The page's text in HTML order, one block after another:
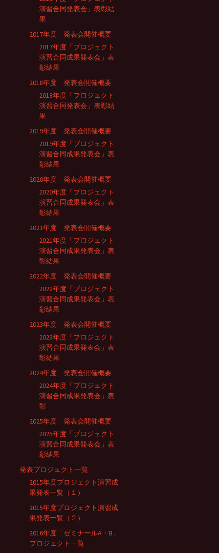
演習合同発表会」表彰結
果
2017年度 発表会開催概要
2017年度「プロジェクト
演習合同成果発表会」表
彰結果
2018年度 発表会開催概要
2018年度「プロジェクト
演習合同発表会」表彰結
果
2019年度 発表会開催概要
2019年度「プロジェクト
演習合同成果発表会」表
彰結果
2020年度 発表会開催概要
2020年度「プロジェクト
演習合同成果発表会」表
彰結果
2021年度 発表会開催概要
2021年度「プロジェクト
演習合同成果発表会」表
彰結果
2022年度 発表会開催概要
2022年度「プロジェクト
演習合同成果発表会」表
彰結果
2023年度 発表会開催概要
2023年度「プロジェクト
演習合同成果発表会」表
彰結果
2024年度 発表会開催概要
2024年度「プロジェクト
演習合同成果発表会」表
彰
2025年度 発表会開催概要
2025年度「プロジェクト
演習合同成果発表会」表
彰結果
発表プロジェクト一覧
2015年度プロジェクト演習成
果発表一覧（１）
2015年度プロジェクト演習成
果発表一覧（２）
2016年度「ゼミナールA・B」
プロジェクト一覧